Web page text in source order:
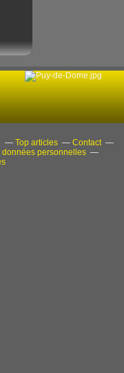
Top articles
Contact
données personnelles